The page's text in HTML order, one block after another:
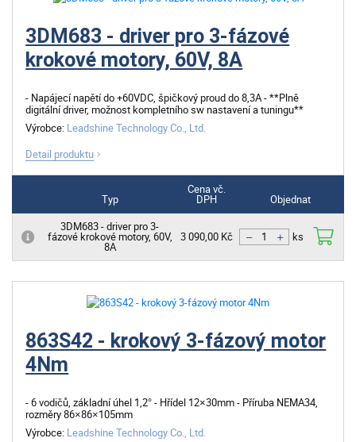
3DM683 - driver pro 3-fázové
krokové motory, 60V, 8A
- Napájecí napětí do +60VDC, špičkový proud do 8,3A - **Plně
digitální driver, možnost kompletního sw nastavení a tuningu**
Výrobce: Leadshine Technology Co., Ltd.
Detail produktu
Typ
Cena vč.
DPH
Objednat
3DM683 - driver pro 3-
fázové krokové motory, 60V,
8A
3 090,00 Kč ks
863S42 - krokový 3-fázový motor
4Nm
- 6 vodičů, základní úhel 1,2° - Hřídel 12×30mm - Příruba NEMA34,
rozměry 86×86×105mm
Výrobce: Leadshine Technology Co., Ltd.